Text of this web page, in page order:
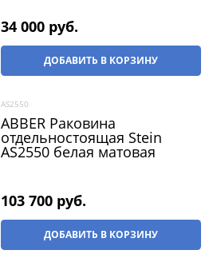
34 000 руб.
ДОБАВИТЬ В КОРЗИНУ
AS2550
ABBER Раковина
отдельностоящая Stein
AS2550 белая матовая
103 700 руб.
ДОБАВИТЬ В КОРЗИНУ